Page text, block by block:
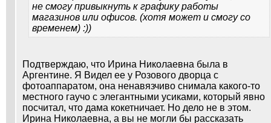
не смогу привыкнуть к графику работы
магазинов или офисов. (хотя может и смогу со
временем) :))
Подтверждаю, что Ирина Николаевна была в
Аргентине. Я Видел ее у Розового дворца с
фотоаппаратом, она ненавязчиво снимала какого-то
местного гаучо с элегантными усиками, который явно
посчитал, что дама кокетничает. Но дело не в этом.
Ирина Николаевна, а вы не могли бы рассказать